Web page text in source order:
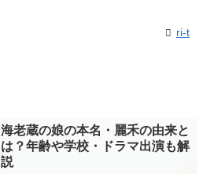
ri-t
海老蔵の娘の本名・麗禾の由来と
は？年齢や学校・ドラマ出演も解
説